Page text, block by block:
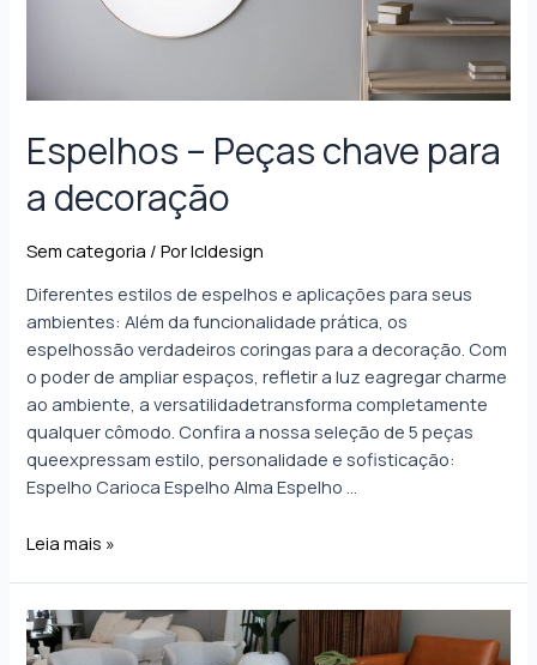
Espelhos – Peças chave para
a decoração
Sem categoria / Porlcldesign
Diferentes estilos de espelhos e aplicações para seus
ambientes: Além da funcionalidade prática, os
espelhossão verdadeiros coringas para a decoração. Com
o poder de ampliar espaços, refletir a luz eagregar charme
ao ambiente, a versatilidadetransforma completamente
qualquer cômodo. Confira a nossa seleção de 5 peças
queexpressam estilo, personalidade e sofisticação:
Espelho Carioca Espelho Alma Espelho …
Leia mais »